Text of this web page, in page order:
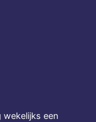
wekelijks een